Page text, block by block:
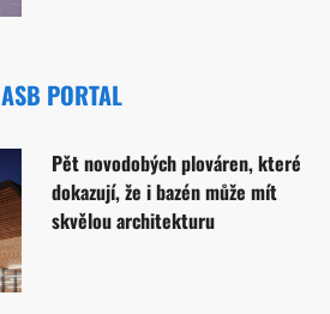
ASB PORTAL
Pět novodobých plováren, které
dokazují, že i bazén může mít
skvělou architekturu